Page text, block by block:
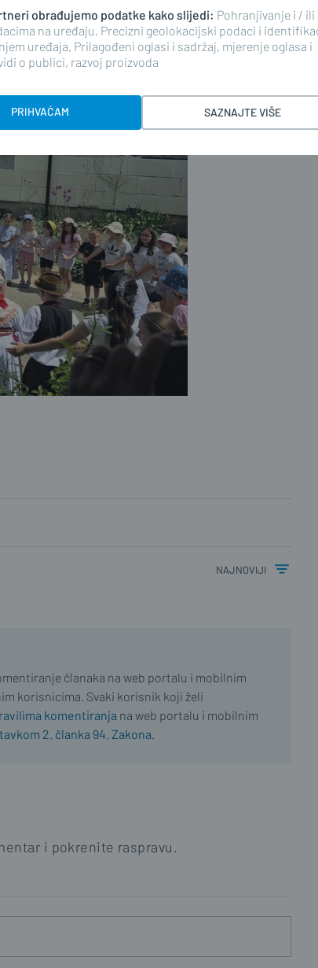
ploveći Bosutom i igrajući
koreografiju za završnu
najnoviji
članaka na web portalu i mobilnim
korisnicima. Svaki korisnik koji želi
komentiranja na web portalu i mobilnim
2. članka 94. Zakona.
i pokrenite raspravu.
obrađujemo podatke kako slijedi: Pohranjivanje i / ili
na uređaju, Precizni geolokacijski podaci i
uređaja, Prilagođeni oglasi i sadržaj, mjerenje oglasa i
o publici, razvoj proizvoda
PRIHVAĆAM SAZNAJTE VIŠE